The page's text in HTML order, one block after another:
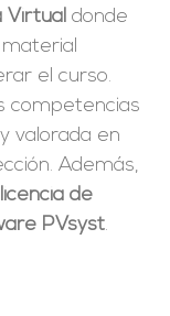
Virtual donde
el curso.
competencias
valorada en
Además,
de
PVsyst.